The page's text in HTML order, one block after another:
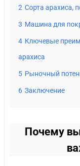
2 Сорта арахиса,
3 Машина для
4 Ключевые
арахиса
5 Рыночный
6 Заключение
Почему